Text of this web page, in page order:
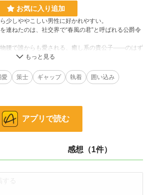
お気に入り追加
少しややこしい男性に好かれやすい。
連ねたのは、社交界で“春風の君”と呼ばれる公爵令
腰で誰からも愛される、癒し系の貴公子――のはず
の人ではない。
かに読み、望む形へ導く策士。
まるで偶然のように現れては、誰にも気づかれない
強さや思慮深さに惹かれていくエレノア。
んでいて――。
ってしまった伯爵令嬢の、
愛 策士 ギャップ 執着
囲い込み
アプリで読む
感想（1件）